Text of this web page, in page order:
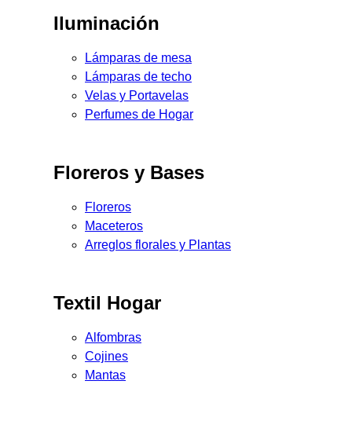
Iluminación
Lámparas de mesa
Lámparas de techo
Velas y Portavelas
Perfumes de Hogar
Floreros y Bases
Floreros
Maceteros
Arreglos florales y Plantas
Textil Hogar
Alfombras
Cojines
Mantas